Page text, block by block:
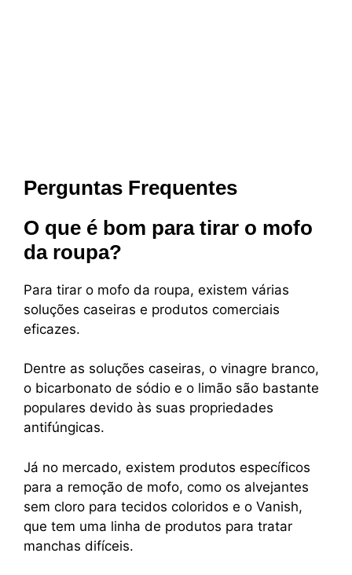
Perguntas Frequentes
O que é bom para tirar o mofo
da roupa?
Para tirar o mofo da roupa, existem várias
soluções caseiras e produtos comerciais
eficazes.
Dentre as soluções caseiras, o vinagre branco,
o bicarbonato de sódio e o limão são bastante
populares devido às suas propriedades
antifúngicas.
Já no mercado, existem produtos específicos
para a remoção de mofo, como os alvejantes
sem cloro para tecidos coloridos e o Vanish,
que tem uma linha de produtos para tratar
manchas difíceis.